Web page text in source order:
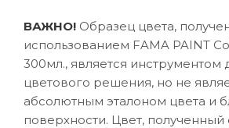
ВАЖНО! Образец цвета,
использованием FAMA PAINT
300мл., является инструментом
цветового решения, но не
абсолютным эталоном цвета и
поверхности. Цвет, полученный